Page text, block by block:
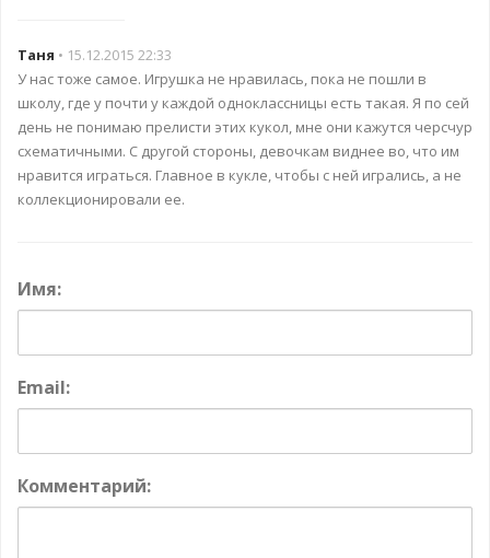
Таня • 15.12.2015 22:33
У нас тоже самое. Игрушка не нравилась, пока не пошли в
школу, где у почти у каждой одноклассницы есть такая. Я по сей
день не понимаю прелисти этих кукол, мне они кажутся черсчур
схематичными. С другой стороны, девочкам виднее во, что им
нравится играться. Главное в кукле, чтобы с ней игрались, а не
коллекционировали ее.
Имя:
Email:
Комментарий: